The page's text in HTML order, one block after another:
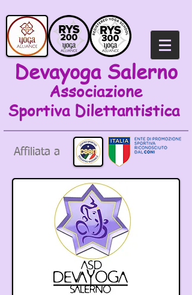
Devayoga Salerno
Associazione
Sportiva Dilettantistica
Affiliata a